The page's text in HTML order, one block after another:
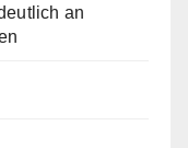
an